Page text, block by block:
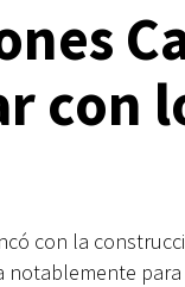
con
con la